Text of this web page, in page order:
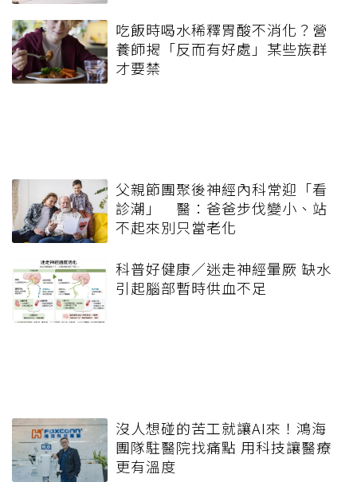
吃飯時喝水稀釋胃酸不消化？營
養師揭「反而有好處」某些族群
才要禁
父親節團聚後神經內科常迎「看
診潮」 醫：爸爸步伐變小、站
不起來別只當老化
科普好健康／迷走神經暈厥 缺水
引起腦部暫時供血不足
沒人想碰的苦工就讓AI來！鴻海
團隊駐醫院找痛點 用科技讓醫療
更有溫度